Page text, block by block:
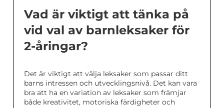
Vad är viktigt att tänka på
vid val av barnleksaker för
2-åringar?
Det är viktigt att välja leksaker som passar ditt
barns intressen och utvecklingsnivå. Det kan vara
bra att ha en variation av leksaker som främjar
både kreativitet, motoriska färdigheter och